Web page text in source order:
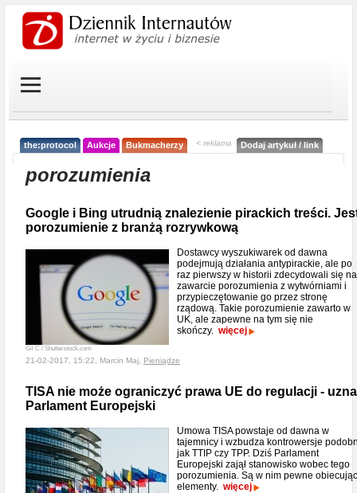
the:protocol Aukcje Bukmacherzy < reklama Dodaj artykuł / link
porozumienia
Google i Bing utrudnią znalezienie pirackich treści.
porozumienie z branżą rozrywkową
Gil C / Shutterstock.com
Dostawcy wyszukiwarek od dawna
podejmują działania antypirackie, ale po
raz pierwszy w historii zdecydowali się na
zawarcie porozumienia z wytwórniami i
przypieczętowanie go przez stronę
rządową. Takie porozumienie zawarto w
UK, ale zapewne na tym się nie
skończy. więcej
21-02-2017, 15:22, Marcin Maj, Pieniądze
TISA nie może ograniczyć prawa UE do regulacji -
Parlament Europejski
Umowa TISA powstaje od dawna w
tajemnicy i wzbudza kontrowersje
jak TTIP czy TPP. Dziś Parlament
Europejski zajął stanowisko wobec tego
porozumienia. Są w nim pewne
elementy. więcej